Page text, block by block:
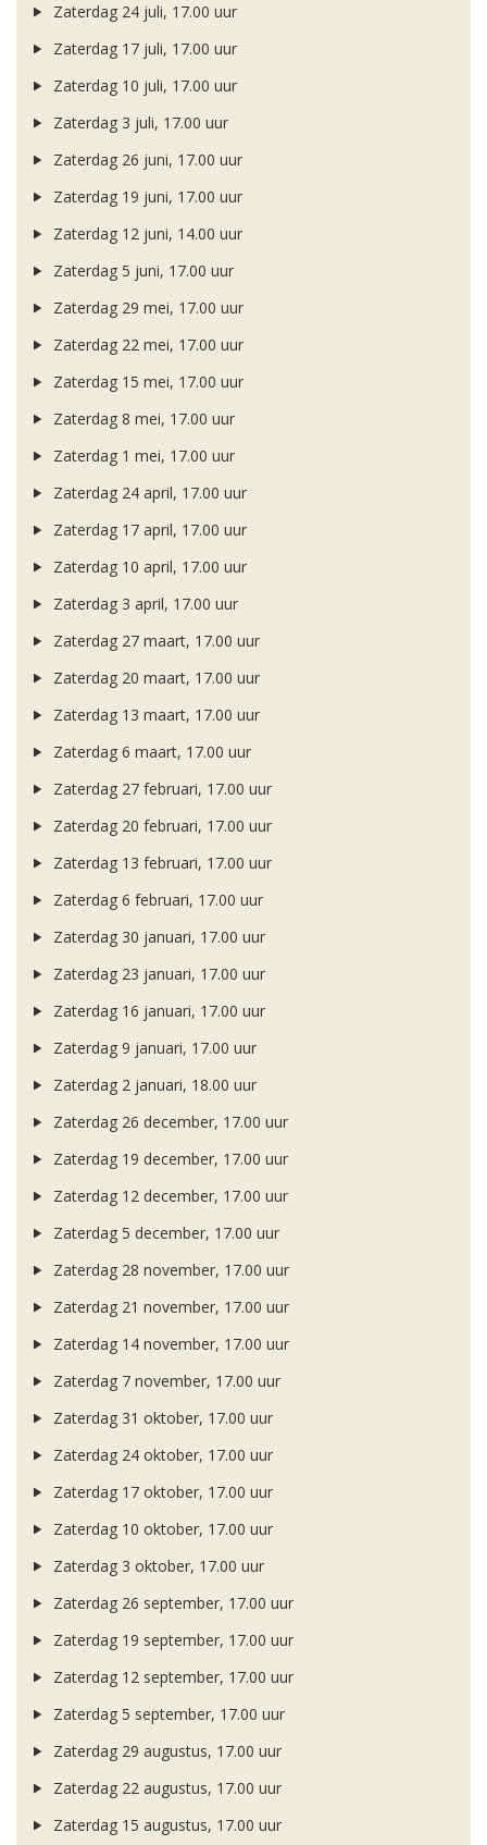
Zaterdag 24 juli, 17.00 uur
Zaterdag 17 juli, 17.00 uur
Zaterdag 10 juli, 17.00 uur
Zaterdag 3 juli, 17.00 uur
Zaterdag 26 juni, 17.00 uur
Zaterdag 19 juni, 17.00 uur
Zaterdag 12 juni, 14.00 uur
Zaterdag 5 juni, 17.00 uur
Zaterdag 29 mei, 17.00 uur
Zaterdag 22 mei, 17.00 uur
Zaterdag 15 mei, 17.00 uur
Zaterdag 8 mei, 17.00 uur
Zaterdag 1 mei, 17.00 uur
Zaterdag 24 april, 17.00 uur
Zaterdag 17 april, 17.00 uur
Zaterdag 10 april, 17.00 uur
Zaterdag 3 april, 17.00 uur
Zaterdag 27 maart, 17.00 uur
Zaterdag 20 maart, 17.00 uur
Zaterdag 13 maart, 17.00 uur
Zaterdag 6 maart, 17.00 uur
Zaterdag 27 februari, 17.00 uur
Zaterdag 20 februari, 17.00 uur
Zaterdag 13 februari, 17.00 uur
Zaterdag 6 februari, 17.00 uur
Zaterdag 30 januari, 17.00 uur
Zaterdag 23 januari, 17.00 uur
Zaterdag 16 januari, 17.00 uur
Zaterdag 9 januari, 17.00 uur
Zaterdag 2 januari, 18.00 uur
Zaterdag 26 december, 17.00 uur
Zaterdag 19 december, 17.00 uur
Zaterdag 12 december, 17.00 uur
Zaterdag 5 december, 17.00 uur
Zaterdag 28 november, 17.00 uur
Zaterdag 21 november, 17.00 uur
Zaterdag 14 november, 17.00 uur
Zaterdag 7 november, 17.00 uur
Zaterdag 31 oktober, 17.00 uur
Zaterdag 24 oktober, 17.00 uur
Zaterdag 17 oktober, 17.00 uur
Zaterdag 10 oktober, 17.00 uur
Zaterdag 3 oktober, 17.00 uur
Zaterdag 26 september, 17.00 uur
Zaterdag 19 september, 17.00 uur
Zaterdag 12 september, 17.00 uur
Zaterdag 5 september, 17.00 uur
Zaterdag 29 augustus, 17.00 uur
Zaterdag 22 augustus, 17.00 uur
Zaterdag 15 augustus, 17.00 uur